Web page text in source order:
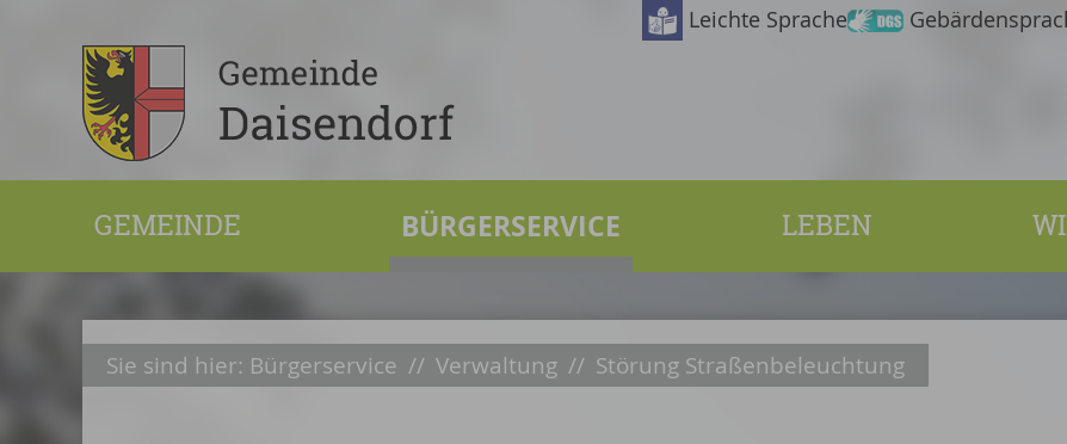
Leichte Sprache
GEMEINDE BÜRGERSERVICE LEBEN
Sie sind hier: Bürgerservice // Verwaltung// Störung Straßenbeleuchtung